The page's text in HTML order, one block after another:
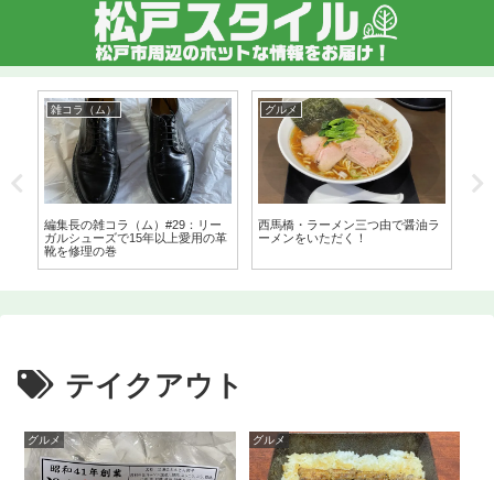
雑コラ（ム）
編集長の雑コラ（ム）#29：リー
ガルシューズで15年以上愛用の革
靴を修理の巻
グルメ
西馬橋・ラーメン三つ由で醤油ラ
ーメンをいただく！
テイクアウト
グルメ グルメ